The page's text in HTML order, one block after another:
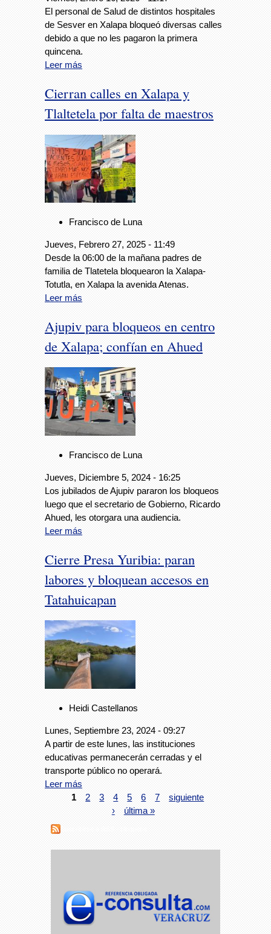
El personal de Salud de distintos hospitales
de Sesver en Xalapa bloqueó diversas calles
debido a que no les pagaron la primera
quincena.
Leer más
Cierran calles en Xalapa y
Tlaltetela por falta de maestros
Francisco de Luna
Jueves, Febrero 27, 2025 - 11:49
Desde la 06:00 de la mañana padres de
familia de Tlatetela bloquearon la Xalapa-
Totutla, en Xalapa la avenida Atenas.
Leer más
Ajupiv para bloqueos en centro
de Xalapa; confían en Ahued
Francisco de Luna
Jueves, Diciembre 5, 2024 - 16:25
Los jubilados de Ajupiv pararon los bloqueos
luego que el secretario de Gobierno, Ricardo
Ahued, les otorgara una audiencia.
Leer más
Cierre Presa Yuribia: paran
labores y bloquean accesos en
Tatahuicapan
Heidi Castellanos
Lunes, Septiembre 23, 2024 - 09:27
A partir de este lunes, las instituciones
educativas permanecerán cerradas y el
transporte público no operará.
Leer más
1
2 3 4 5 6 7
siguiente
›
última »